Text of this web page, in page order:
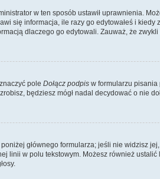
w ten sposób ustawił uprawnienia.
się informacja, ile razy go edytowałeś i kiedy
dlaczego go edytowali. Zauważ, że
pole Dołącz podpis w formularzu pisania
będziesz mógł nadal decydować o nie
głównego formularza; jeśli nie widzisz
w polu tekstowym. Możesz również